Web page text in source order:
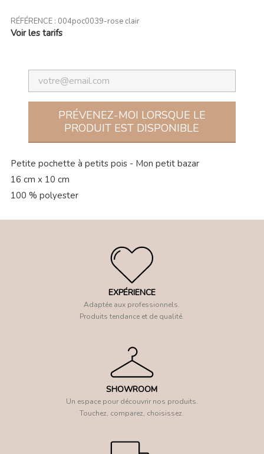
RÉFÉRENCE : 004poc0039-rose clair
Voir les tarifs
PRÉVENEZ-MOI LORSQUE LE
PRODUIT EST DISPONIBLE
Petite pochette à petits pois - Mon petit bazar
16 cm x 10 cm
100 % polyester
EXPÉRIENCE
Adaptée aux professionnels.
Produits tendance et de qualité.
SHOWROOM
Un espace pour découvrir nos produits.
Touchez, comparez, choisissez.